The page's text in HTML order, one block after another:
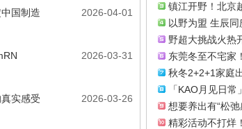
2026-04-01
国制造
2026-03-31
2026-03-26
实感受
镇江开野！北京
以野为盟 生辰
野超大挑战火热
东莞冬至不宅家
秋冬2+2+1家庭
「KAO月见日
想要养出有“松
精彩活动不打烊